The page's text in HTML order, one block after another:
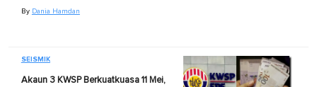
By Dania Hamdan
SEISMIK
Akaun 3 KWSP Berkuatkuasa 11 Mei,